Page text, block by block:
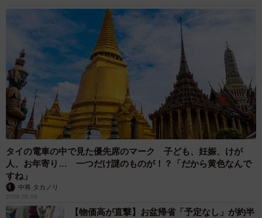
タイの電車の中で見た優先席のマーク 子ども、妊娠、けが
人、お年寄り… 一つだけ謎のものが！？「だから黄色なんで
すね」
中将 タカノリ
2026.08.06
【物価高が直撃】お盆帰省「予定なし」が約半